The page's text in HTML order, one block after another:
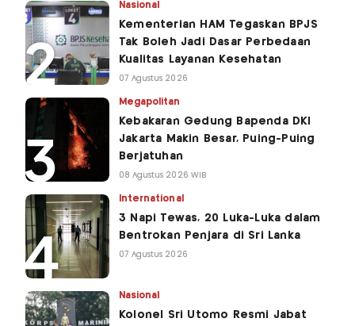
Nasional
Kementerian HAM Tegaskan BPJS
Tak Boleh Jadi Dasar Perbedaan
Kualitas Layanan Kesehatan
07 Agustus 2026
Megapolitan
Kebakaran Gedung Bapenda DKI
Jakarta Makin Besar, Puing-Puing
Berjatuhan
08 Agustus 2026 WIB
International
3 Napi Tewas, 20 Luka-Luka dalam
Bentrokan Penjara di Sri Lanka
07 Agustus 2026
Nasional
Kolonel Sri Utomo Resmi Jabat